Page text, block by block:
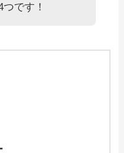
）メニュー一覧！予
です！